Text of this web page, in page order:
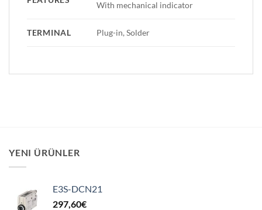
With mechanical indicator
TERMINAL Plug-in, Solder
YENI ÜRÜNLER
E3S-DCN21
297,60€